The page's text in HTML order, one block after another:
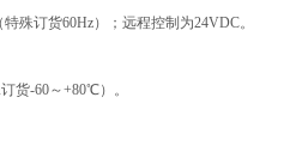
殊订货60Hz）；远程控制为24VDC。
货-60～+80℃）。